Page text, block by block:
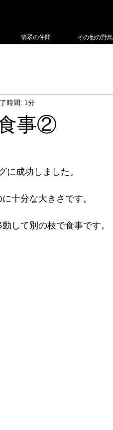
翡翠の仲間 その他の野鳥
事②
時間: 1分
に成功しました。
十分な大きさです。
して別の枝で食事です。